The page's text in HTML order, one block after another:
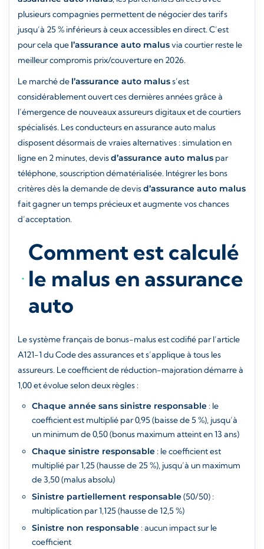
plusieurs compagnies permettent de négocier des tarifs
jusqu’à 25 % inférieurs à ceux accessibles en direct. C’est
pour cela que l’assurance auto malusvia courtier reste le
meilleur compromis prix/couverture en 2026.
Le marché de l’assurance auto maluss’est
considérablement ouvert ces dernières années grâce à
l’émergence de nouveaux assureurs digitaux et de courtiers
spécialisés. Les conducteurs en assurance auto malus
disposent désormais de vraies alternatives : simulation en
ligne en 2 minutes, devisd’assurance auto malus par
téléphone, souscription dématérialisée. Intégrer les bons
critères dès la demande de devisd’assurance auto malus
fait gagner un temps précieux et augmente vos chances
d’acceptation.
Comment est calculé
le malus en assurance
auto
Le système français de bonus-malus est codifié par l’article
A121-1 du Code des assurances et s’applique à tous les
assureurs. Le coefficient de réduction-majoration démarre à
1,00 et évolue selon deux règles :
Chaque année sans sinistre responsable : le
coefficient est multiplié par 0,95 (baisse de 5 %), jusqu’à
un minimum de 0,50 (bonus maximum atteint en 13 ans)
Chaque sinistre responsable : le coefficient est
multiplié par 1,25 (hausse de 25 %), jusqu’à un maximum
de 3,50 (malus absolu)
Sinistre partiellement responsable(50/50) :
multiplication par 1,125 (hausse de 12,5 %)
Sinistre non responsable : aucun impact sur le
coefficient